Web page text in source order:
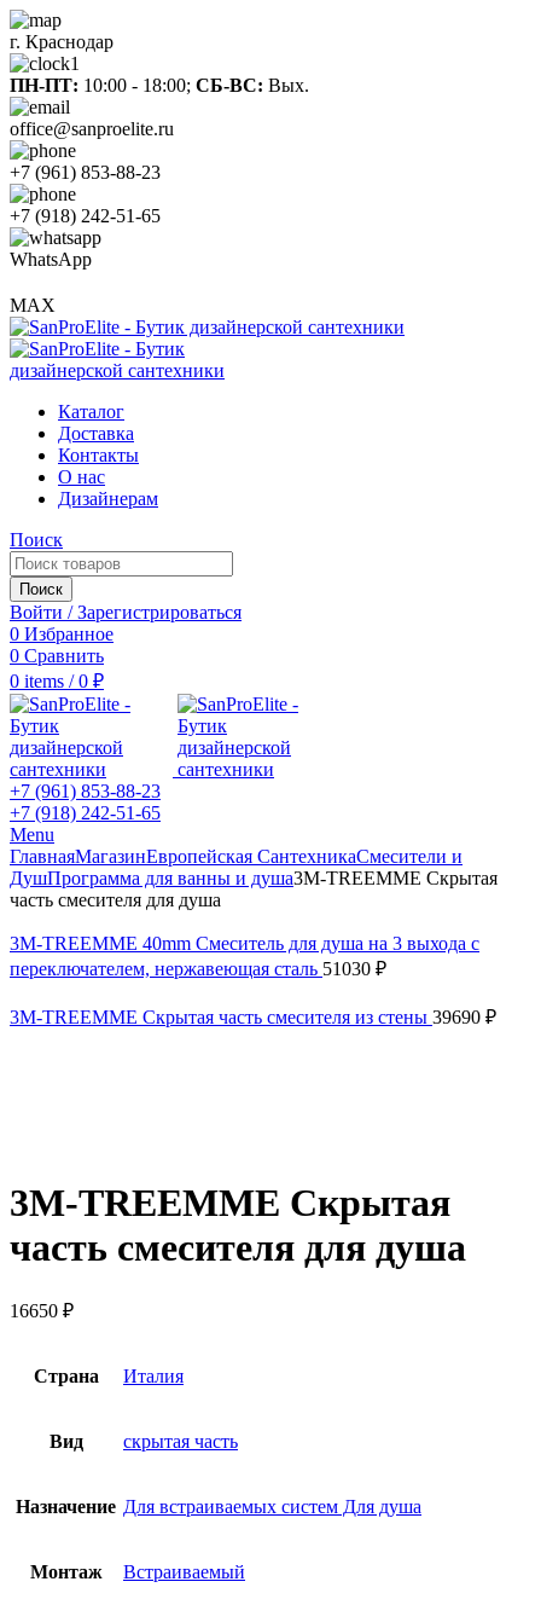
г. Краснодар
ПН-ПТ: 10:00 - 18:00; СБ-ВС: Вых.
office@sanproelite.ru
+7 (961) 853-88-23
+7 (918) 242-51-65
WhatsApp
MAX
Каталог
Доставка
Контакты
О нас
Дизайнерам
Поиск
Поиск
Войти / Зарегистрироваться
0 Избранное
0 Сравнить
0 items / 0 ₽
+7 (961) 853-88-23
+7 (918) 242-51-65
Menu
ГлавнаяМагазинЕвропейская СантехникаСмесители и
ДушПрограмма для ванны и душа3M-TREEMME Скрытая
часть смесителя для душа
3M-TREEMME 40mm Смеситель для душа на 3 выхода с
переключателем, нержавеющая сталь 51030 ₽
3M-TREEMME Скрытая часть смесителя из стены 39690 ₽
3M-TREEMME Скрытая
часть смесителя для душа
16650 ₽
Страна Италия
Вид скрытая часть
Назначение Для встраиваемых систем Для душа
Монтаж Встраиваемый